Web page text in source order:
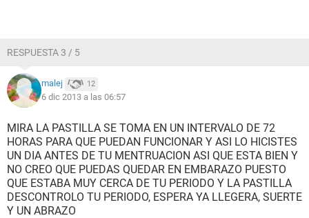
RESPUESTA 3 / 5
malej 12
6 dic 2013 a las 06:57
MIRA LA PASTILLA SE TOMA EN UN INTERVALO DE 72
HORAS PARA QUE PUEDAN FUNCIONAR Y ASI LO HICISTES
UN DIA ANTES DE TU MENTRUACION ASI QUE ESTA BIEN Y
NO CREO QUE PUEDAS QUEDAR EN EMBARAZO PUESTO
QUE ESTABA MUY CERCA DE TU PERIODO Y LA PASTILLA
DESCONTROLO TU PERIODO, ESPERA YA LLEGERA, SUERTE
Y UN ABRAZO